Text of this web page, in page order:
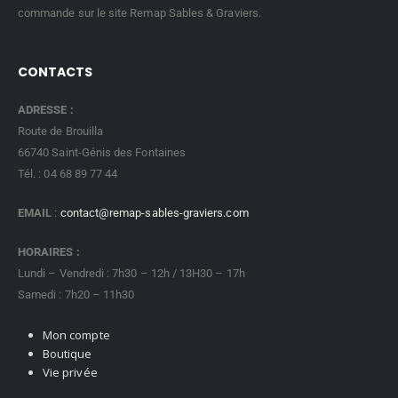
commande sur le site Remap Sables & Graviers.
CONTACTS
ADRESSE :
Route de Brouilla
66740 Saint-Génis des Fontaines
Tél. : 04 68 89 77 44
EMAIL : contact@remap-sables-graviers.com
HORAIRES :
Lundi – Vendredi : 7h30 – 12h / 13H30 – 17h
Samedi : 7h20 – 11h30
Mon compte
Boutique
Vie privée